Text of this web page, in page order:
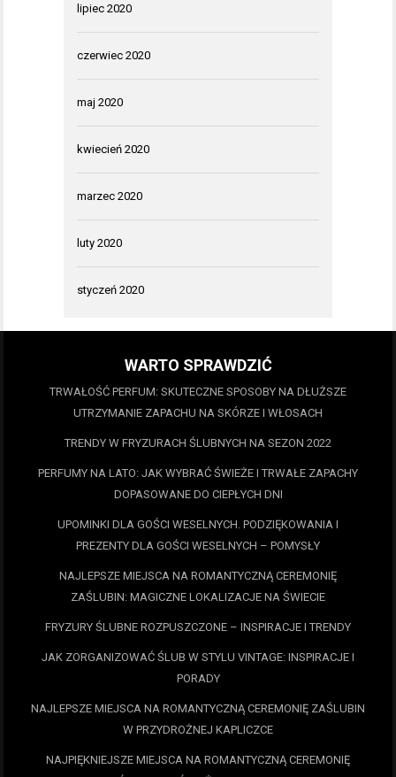
lipiec 2020
czerwiec 2020
maj 2020
kwiecień 2020
marzec 2020
luty 2020
styczeń 2020
WARTO SPRAWDZIĆ
TRWAŁOŚĆ PERFUM: SKUTECZNE SPOSOBY NA DŁUŻSZE
UTRZYMANIE ZAPACHU NA SKÓRZE I WŁOSACH
TRENDY W FRYZURACH ŚLUBNYCH NA SEZON 2022
PERFUMY NA LATO: JAK WYBRAĆ ŚWIEŻE I TRWAŁE ZAPACHY
DOPASOWANE DO CIEPŁYCH DNI
UPOMINKI DLA GOŚCI WESELNYCH. PODZIĘKOWANIA I
PREZENTY DLA GOŚCI WESELNYCH – POMYSŁY
NAJLEPSZE MIEJSCA NA ROMANTYCZNĄ CEREMONIĘ
ZAŚLUBIN: MAGICZNE LOKALIZACJE NA ŚWIECIE
FRYZURY ŚLUBNE ROZPUSZCZONE – INSPIRACJE I TRENDY
JAK ZORGANIZOWAĆ ŚLUB W STYLU VINTAGE: INSPIRACJE I
PORADY
NAJLEPSZE MIEJSCA NA ROMANTYCZNĄ CEREMONIĘ ZAŚLUBIN
W PRZYDROŻNEJ KAPLICZCE
NAJPIĘKNIEJSZE MIEJSCA NA ROMANTYCZNĄ CEREMONIĘ